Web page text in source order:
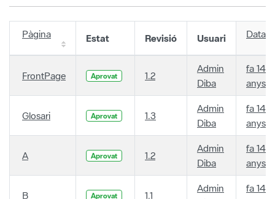
Pàgina Estat Revisió Usuari Data
FrontPage Aprovat 1.2
Admin
Diba
fa 14
anys
Glosari Aprovat 1.3
Admin
Diba
fa 14
anys
A Aprovat 1.2
Admin
Diba
fa 14
anys
B Aprovat 1.1
Admin
fa 14